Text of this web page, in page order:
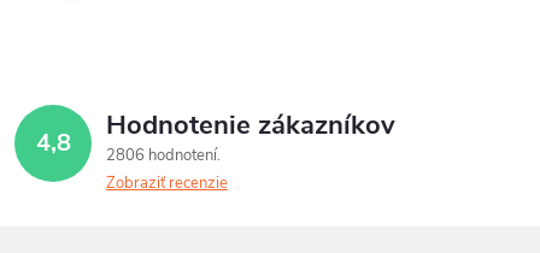
4,8 Hodnotenie zákazníkov
2806 hodnotení
Zobraziť recenzie